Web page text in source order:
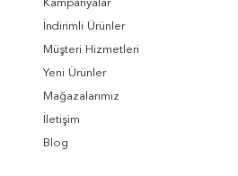
Kampanyalar
İndirimli Ürünler
Müşteri Hizmetleri
Yeni Ürünler
Mağazalarımız
İletişim
Blog